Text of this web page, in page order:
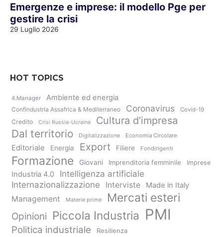
Emergenze e imprese: il modello Pge per
gestire la crisi
29 Luglio 2026
HOT TOPICS
4.Manager Ambiente ed energia
Confindustria Assafrica & Mediterraneo Coronavirus Covid-19
Credito Crisi Russia-Ucraina Cultura d'impresa
Dal territorio Digitalizzazione Economia Circolare
Editoriale Energia Export Filiere Fondirigenti
Formazione Giovani Imprenditoria femminile Imprese
Industria 4.0
Intelligenza artificiale
Internazionalizzazione
Interviste Made in Italy
Management Materie prime Mercati esteri
Opinioni Piccola Industria PMI
Politica industriale Resilienza